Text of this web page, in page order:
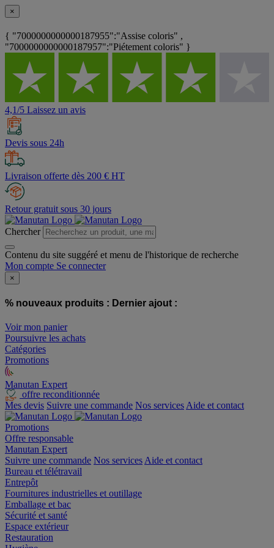
×
{ "7000000000000187955":"Assise coloris" ,
"7000000000000187957":"Piétement coloris" }
4,1/5 Laissez un avis
Devis sous 24h
Livraison offerte dès 200 € HT
Retour gratuit sous 30 jours
Chercher
Contenu du site suggéré et menu de l'historique de recherche
Mon compte Se connecter
×
% nouveaux produits : Dernier ajout :
Voir mon panier
Poursuivre les achats
Catégories
Promotions
Manutan Expert
offre reconditionnée
Mes devis Suivre une commande Nos services Aide et contact
Promotions
Offre responsable
Manutan Expert
Suivre une commande Nos services Aide et contact
Bureau et télétravail
Entrepôt
Fournitures industrielles et outillage
Emballage et bac
Sécurité et santé
Espace extérieur
Restauration